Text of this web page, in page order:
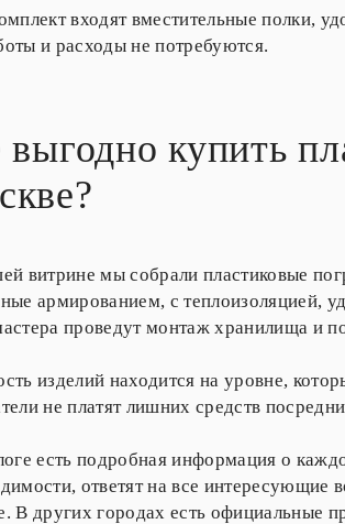
входят вместительные полки,
и расходы не потребуются.
выгодно купить
витрине мы собрали пластиковые
армированием, с теплоизоляцией,
проведут монтаж хранилища и
изделий находится на уровне,
не платят лишних средств
есть подробная информация о
ответят на все интересующие
В других городах есть официальные